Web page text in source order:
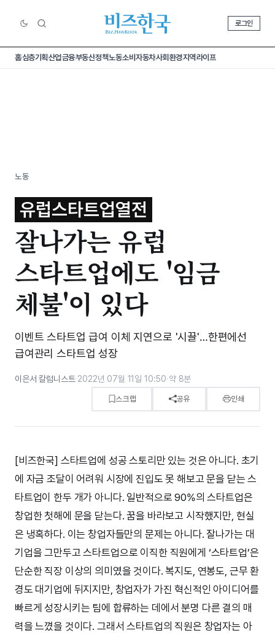
로그인
홈심층기획산업금융부동산정책노동소비 자동차사회환경지역라이프
노동
유럽스타트업열전
잘나가는 유럽
스타트업에도 '임금
체불'이 있다
이벤트 스타트업 급여 이체 지연으로 '시끌'…한편에선
급여관리 스타트업 성장
이은서 칼럼니스트·2022년 07월 11일 10:50·약 8분
스크랩 공유 인쇄
[비즈한국] 스타트업에 성공 스토리만 있는 것은 아니다. 초기
에 자금 조달이 어려워 시장에 진입도 못 해보고 문을 닫는 스
타트업이 한두 개가 아니다. 일반적으로 90%의 스타트업은
창업한 첫해에 문을 닫는다. 꿈을 바라보고 시작했지만, 현실
은 냉혹하다. 이는 창업자들만의 문제는 아니다. 잘나가는 대
기업을 그만두고 스타트업으로 이직한 직원에게 ‘스타트업’은
단순한 직장 이상의 의미였을 것이다. 복지도, 연봉도, 근무 환
경도 대기업에 뒤지지만, 창업자가 가진 혁신적인 아이디어를
빠르게 성장시키는 팀에 합류하는 데에서 분명 다른 결의 매
력을 느꼈을 것이다. 그래서 스타트업의 직원은 창업자는 아